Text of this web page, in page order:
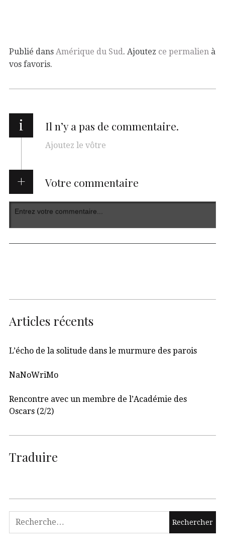
Publié dans Amérique du Sud. Ajoutez ce permalien à
vos favoris.
i Il n’y a pas de commentaire.
Ajoutez le vôtre
Votre commentaire
Articles récents
L’écho de la solitude dans le murmure des parois
NaNoWriMo
Rencontre avec un membre de l’Académie des
Oscars (2/2)
Traduire